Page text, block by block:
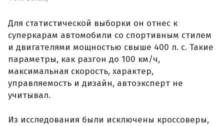
Для статистической выборки он отнес к
суперкарам автомобили со спортивным стилем
и двигателями мощностью свыше 400 л. с. Такие
параметры, как разгон до 100 км/ч,
максимальная скорость, характер,
управляемость и дизайн, автоэксперт не
учитывал.
Из исследования были исключены кроссоверы,